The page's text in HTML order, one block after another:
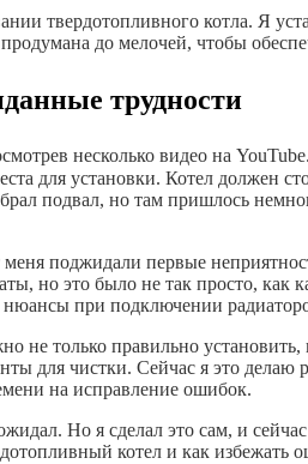
твердотопливного котла. Я
до мелочей, чтобы
трудности
несколько видео на
для установки. Котел
подвал, но там пришлось
поджидали первые
но это было не так просто, как
при подключении
не только правильно
для чистки. Сейчас я это
на исправление ошибок.
Но я сделал это сам, и
котел и как избежать